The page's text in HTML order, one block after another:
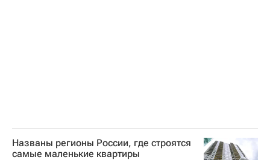
Названы регионы России, где строятся
самые маленькие квартиры